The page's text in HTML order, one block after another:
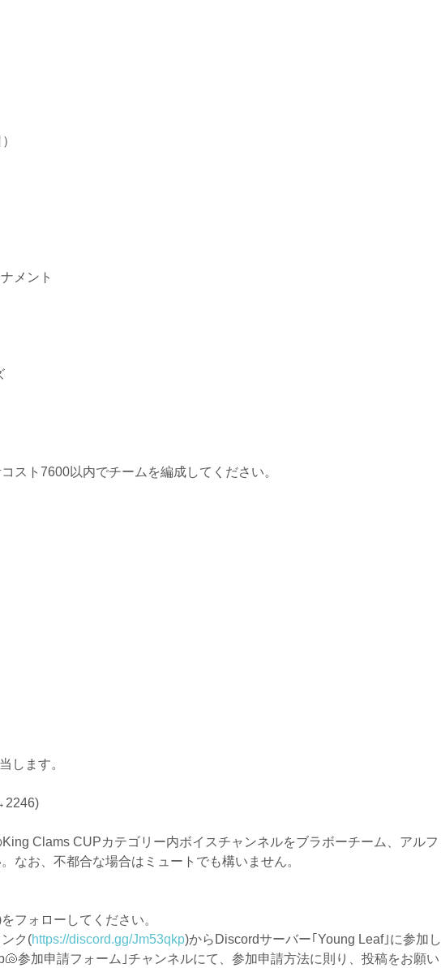
メント
スト7600以内でチームを編成してください。
します。
Clams CUPカテゴリー内ボイスチャンネルをブラボーチーム、アルフ
なお、不都合な場合はミュートでも構いません。
フォローしてください。
ク(https://discord.gg/Jm53qkp)からDiscordサーバー｢Young Leaf｣に参加
参加申請フォーム｣チャンネルにて、参加申請方法に則り、投稿をお願い